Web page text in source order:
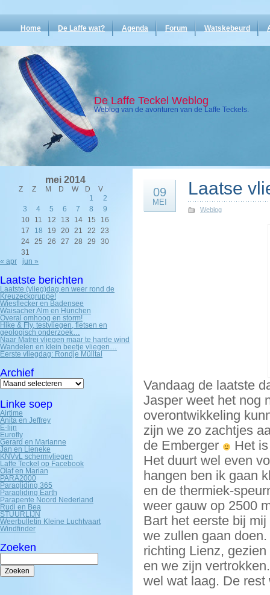
Home De Laffe wat? Agenda Forum Watskebeurd
De Laffe Teckel Weblog
Weblog van de avonturen van de Laffe Teckels.
mei 2014
Z Z M D W D
V
1
2
3
4 5 6 7 8
9
10
11 12 13 14 15
16
17
18 19 20 21 22
23
24
25 26 27 28 29
30
31
« apr
jun »
Laatste berichten
Laatste (vlieg)dag en weer rond de
Kreuzeckgruppe!
Wiesflecker en Badensee
Waisacher Alm en Hünchen
Overal omhoog en storm!
Hike & Fly, testvliegen, fietsen en
geologisch onderzoek…
Naar Matrei vliegen maar te harde wind
Wandelen en klein beetje vliegen…
Eerste vliegdag: Rondje Mülltal
Archief
Archief
Linke soep
Airtime
Anita en Jeffrey
E-lijn
Eurofly
Gerard en Marianne
Jan en Lieneke
KNVvL schermvliegen
Laffe Teckel op Facebook
Olaf en Marian
PARA2000
Paragliding 365
Paragliding Earth
Parapente Noord Nederland
Rudi en Bea
STUURLIJN
Weerbulletin Kleine Luchtvaart
Windfinder
Zoeken
Zoeken
naar:
09
MEI
Laatse
Weblog
Vandaag de laatste
Jasper weet het nog
overontwikkeling
zijn we zo zachtjes
de Emberger
Het
Het duurt wel even
hangen ben ik gaan
en de thermiek-
weer gauw op 2500
Bart het eerste bij
we zullen gaan
richting Lienz,
en we zijn
wel wat laag. De